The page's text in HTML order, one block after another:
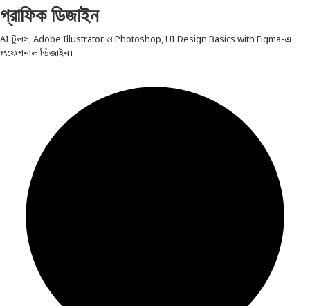
গ্রাফিক ডিজাইন
AI টুলস, Adobe Illustrator ও Photoshop, UI Design Basics with Figma-এ
প্রফেশনাল ডিজাইন।